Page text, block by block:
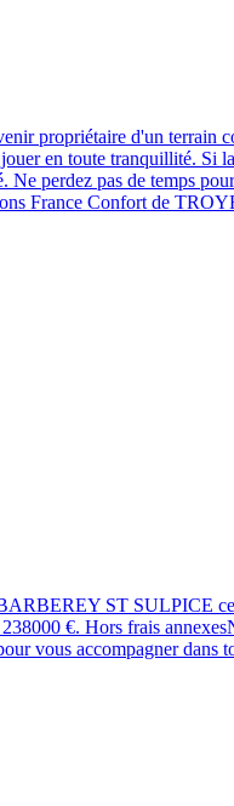
propriétaire d'un terrain
en toute tranquillité. Si
perdez pas de temps
France Confort de
ST SULPICE
€. Hors frais
vous accompagner dans